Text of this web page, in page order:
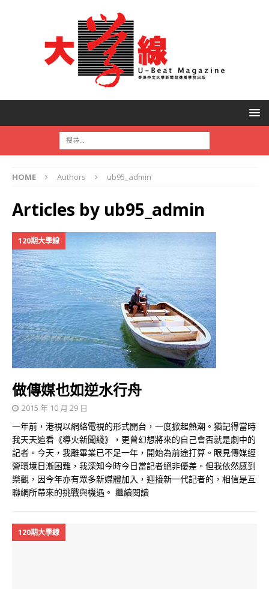
HOME Authors ub95_admin
Articles by ub95_admin
120期大學線
做傳媒也如逆水行舟
2015 年 10 月 29 日
一年前，港視以網絡電視的形式開台，一度掀起熱潮。猶記得當時
我天天追看《導火新聞綫》，更曾幻想將來的自己會否就是劇中的
記者。今天，我離畢業已不足一年，開始為前途打算。眼見傳媒經
營環境日漸困難，我深知今時今日當記者絕非優差。但我依然感到
樂觀，因今年亦有眾多新媒體加入，迎接新一代記者的，相信是互
聯網所帶來的挑戰與機遇。 繼續閱讀
120期大學線